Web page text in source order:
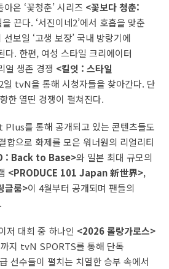
온 ‘꽃청춘’ 시리즈 <꽃보다 청춘:
끈다. ‘서진이네2’에서 호흡을 맞춘
보일 ‘고생 보장’ 국내 방랑기에
다. 한편, 여성 스타일 크리에이터
얼 생존 경쟁 <킬잇 : 스타일
일 tvN을 통해 시청자들을 찾아간다. 단
한 열띤 경쟁이 펼쳐진다.
를 통해 공개되고 있는 콘텐츠들도
합으로 화제를 모은 워너원의 리얼리티
: Back to Base>와 일본 최대 규모의
<PRODUCE 101 Japan 新世界>,
글룸>이 4월부터 공개되며 팬들의
저 대회 중 하나인 <2026 롤랑가로스>
지 tvN SPORTS를 통해 단독
선수들이 펼치는 치열한 승부 속에서